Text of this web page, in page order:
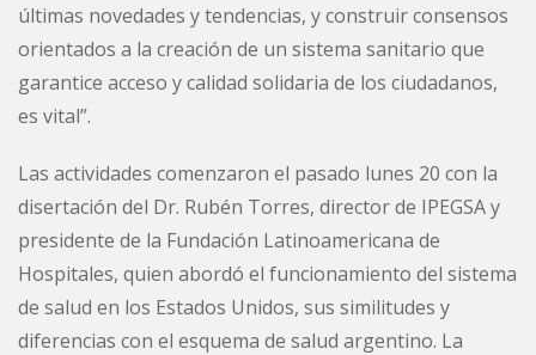
últimas novedades y tendencias, y construir consensos
orientados a la creación de un sistema sanitario que
garantice acceso y calidad solidaria de los ciudadanos,
es vital”.
Las actividades comenzaron el pasado lunes 20 con la
disertación del Dr. Rubén Torres, director de IPEGSA y
presidente de la Fundación Latinoamericana de
Hospitales, quien abordó el funcionamiento del sistema
de salud en los Estados Unidos, sus similitudes y
diferencias con el esquema de salud argentino. La